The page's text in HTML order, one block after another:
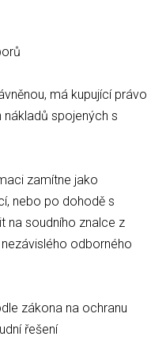
má kupující právo
nákladů spojených s
zamítne jako
nebo po dohodě s
na soudního znalce z
odborného
zákona na ochranu
řešení